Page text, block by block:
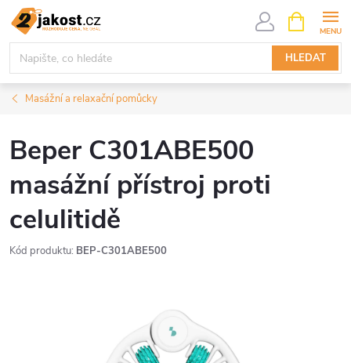
Přejít
obsah
HLEDAT
NÁKUPNÍ
KOŠÍK
Masážní a relaxační pomůcky
Beper C301ABE500
masážní přístroj proti
celulitidě
Kód produktu: BEP-C301ABE500